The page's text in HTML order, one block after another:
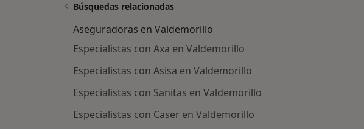
Búsquedas relacionadas
Aseguradoras en Valdemorillo
Especialistas con Axa en Valdemorillo
Especialistas con Asisa en Valdemorillo
Especialistas con Sanitas en Valdemorillo
Especialistas con Caser en Valdemorillo